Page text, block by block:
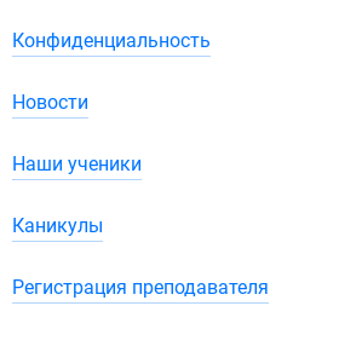
Конфиденциальность
Новости
Наши ученики
Каникулы
Регистрация преподавателя